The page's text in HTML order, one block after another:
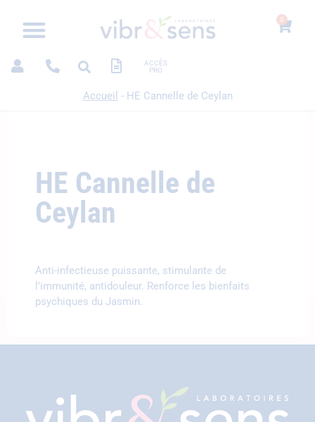
ACCÈS
PRO
0
Accueil - HE Cannelle de Ceylan
HE Cannelle de
Ceylan
Anti-infectieuse puissante, stimulante de
l’immunité, antidouleur. Renforce les bienfaits
psychiques du Jasmin.